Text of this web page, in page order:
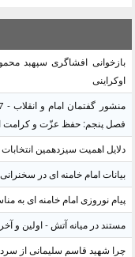
بازخوانی افشاگری سپهبد
اوکراینی
فصل پنجم: حفظ عزّت و کرامت
دلایل اهمیت سیزدهمین
بیانات امام خامنه ای در
پیام نوروزی امام خامنه ای به
مستند در میانه آتش - اولین و
چرا شهید قاسم سلیمانی از